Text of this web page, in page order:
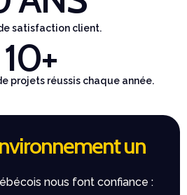
satisfaction client.
projets réussis chaque année.
10+
un
nous font confiance :